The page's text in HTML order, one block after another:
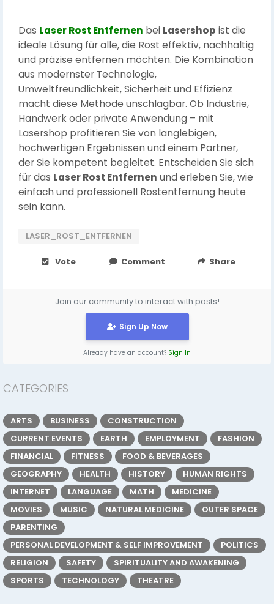
Das Laser Rost Entfernen bei Lasershop ist die
ideale Lösung für alle, die Rost effektiv, nachhaltig
und präzise entfernen möchten. Die Kombination
aus modernster Technologie,
Umweltfreundlichkeit, Sicherheit und Effizienz
macht diese Methode unschlagbar. Ob Industrie,
Handwerk oder private Anwendung – mit
Lasershop profitieren Sie von langlebigen,
hochwertigen Ergebnissen und einem Partner,
der Sie kompetent begleitet. Entscheiden Sie sich
für das Laser Rost Entfernen und erleben Sie, wie
einfach und professionell Rostentfernung heute
sein kann.
LASER_ROST_ENTFERNEN
Vote Comment Share
Join our community to interact with posts!
Sign Up Now
Already have an account? Sign In
CATEGORIES
ARTS BUSINESS
CONSTRUCTION
CURRENT EVENTS
EARTH EMPLOYMENT
FASHION
FINANCIAL
FITNESS
FOOD & BEVERAGES
GEOGRAPHY
HEALTH HISTORY
HUMAN RIGHTS
INTERNET
LANGUAGE MATH
MEDICINE
MOVIES
MUSIC NATURAL MEDICINE
OUTER SPACE
PARENTING
PERSONAL DEVELOPMENT & SELF IMPROVEMENT
POLITICS
RELIGION
SAFETY
SPIRITUALITY AND AWAKENING
SPORTS
TECHNOLOGY THEATRE